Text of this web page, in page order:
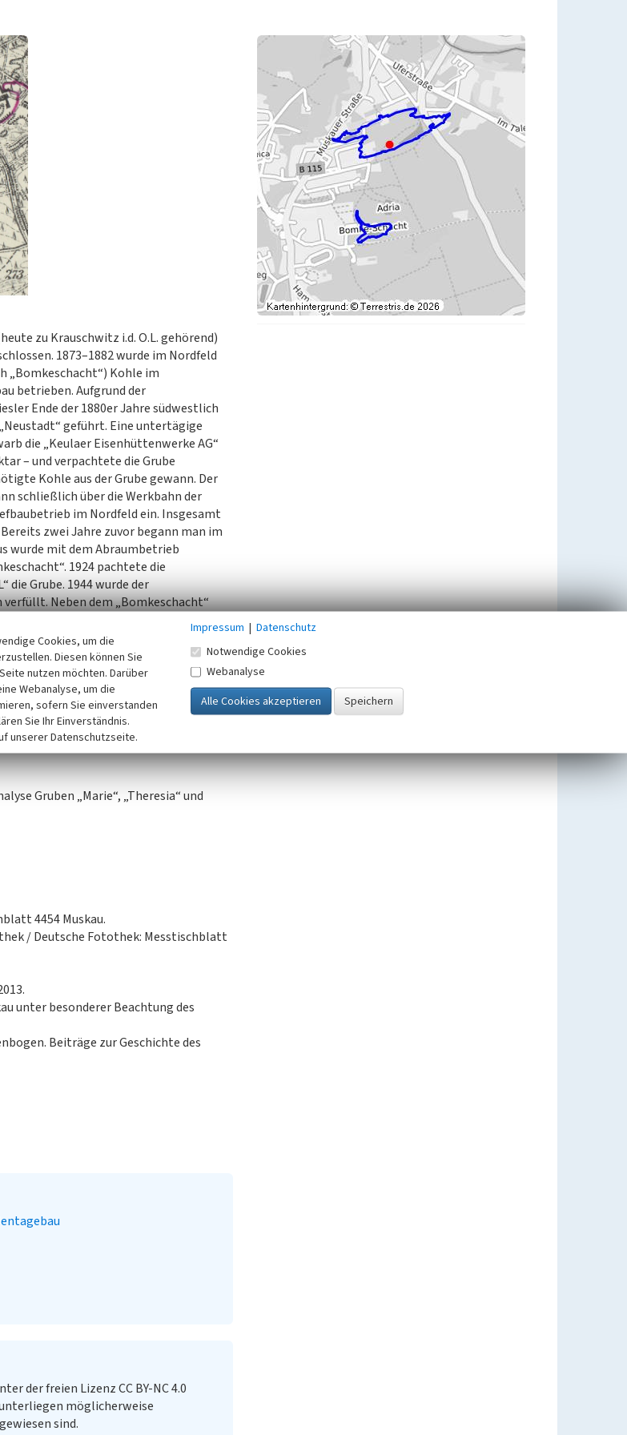
zu Krauschwitz i.d. O.L. gehörend)
1873–1882 wurde im Nordfeld
„Bomkeschacht“) Kohle im
betrieben. Aufgrund der
Ende der 1880er Jahre südwestlich
geführt. Eine untertägige
die „Keulaer Eisenhüttenwerke AG“
– und verpachtete die Grube
Kohle aus der Grube gewann. Der
schließlich über die Werkbahn der
im Nordfeld ein. Insgesamt
zwei Jahre zuvor begann man im
wurde mit dem Abraumbetrieb
1924 pachtete die
die Grube. 1944 wurde der
Neben dem „Bomkeschacht“
Kohle- und Tonabbau. Das
überbaut. Das gesamte Areal ist als
Gruben „Marie“, „Theresia“ und
4454 Muskau.
/ Deutsche Fotothek: Messtischblatt
unter besonderer Beachtung des
Beiträge zur Geschichte des
der freien Lizenz CC BY-NC 4.0
möglicherweise
sind.
Cookies, um die
Diesen können Sie
nutzen möchten. Darüber
Webanalyse, um die
sofern Sie einverstanden
Sie Ihr Einverständnis.
unserer Datenschutzseite.
Impressum | Datenschutz
Notwendige Cookies
Webanalyse